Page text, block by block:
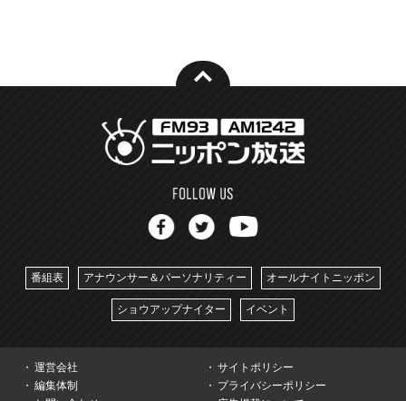
番組表 アナウンサー＆パーソナリティー オールナイトニッポン
ショウアップナイター イベント
運営会社
サイトポリシー
編集体制
プライバシーポリシー